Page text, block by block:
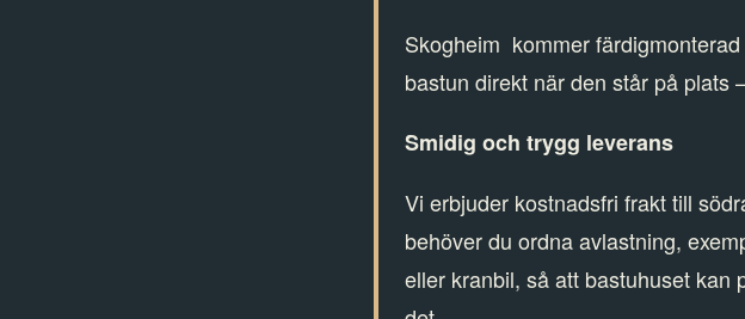
Skogheim kommer
bastun direkt när den står på
Smidig och trygg leverans
Vi erbjuder kostnadsfri frakt till
behöver du ordna avlastning,
eller kranbil, så att bastuhuset kan